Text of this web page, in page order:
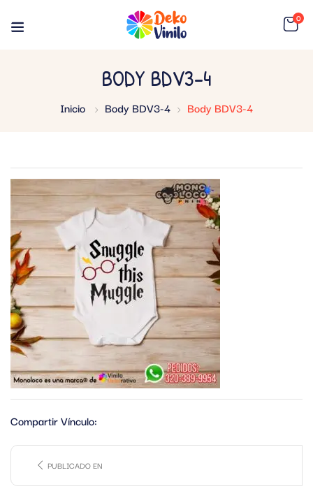
0
BODY BDV3-4
Inicio Body BDV3-4 Body BDV3-4
Compartir Vínculo:
PUBLICADO EN